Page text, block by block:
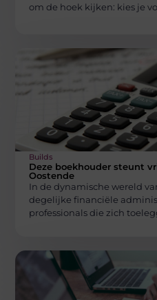
om de hoek kijken: kies je
Builds
Deze boekhouder steunt
Oostende
In de dynamische wereld
degelijke financiële
professionals die zich